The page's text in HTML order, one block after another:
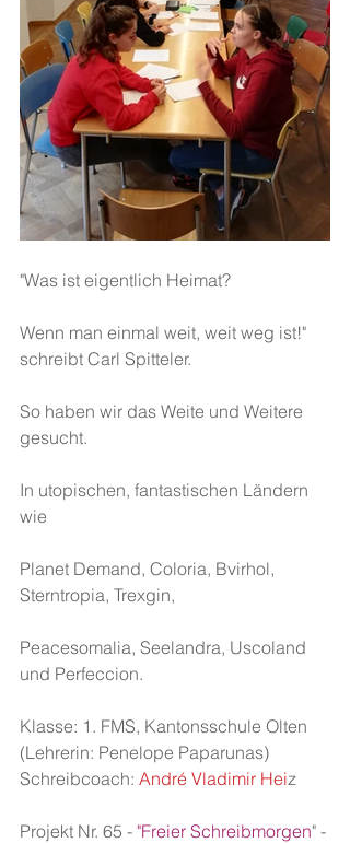
"Was ist eigentlich Heimat?
Wenn man einmal weit, weit weg ist!"
schreibt Carl Spitteler.
So haben wir das Weite und Weitere
gesucht.
In utopischen, fantastischen Ländern
wie
Planet Demand, Coloria, Bvirhol,
Sterntropia, Trexgin,
Peacesomalia, Seelandra, Uscoland
und Perfeccion.
Klasse: 1. FMS, Kantonsschule Olten
(Lehrerin: Penelope Paparunas)
Schreibcoach: André Vladimir Heiz
Projekt Nr. 65 - "Freier Schreibmorgen" -